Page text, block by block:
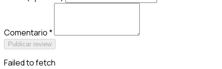
Comentario *
Publicar review
Failed to fetch